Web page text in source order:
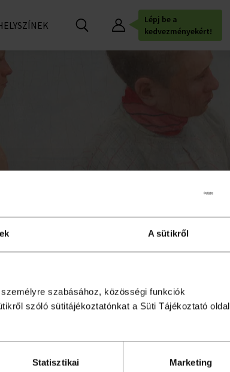
A sütikről
szabásához, közösségi funkciók
szóló sütitájékoztatónkat a Süti Tájékoztató oldal
Statisztikai Marketing
Lépj be a
kedvezményekért!
programok megtekintéséhez!